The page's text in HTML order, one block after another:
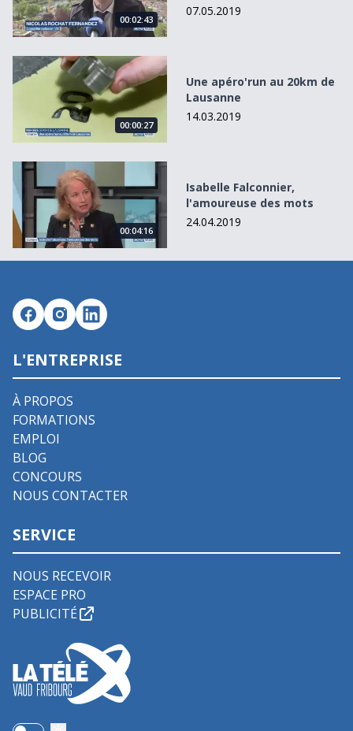
00:02:43
07.05.2019
Une apéro&#039;run au 20km de Lausanne
00:00:27
Une apéro'run au 20km de
Lausanne
14.03.2019
Isabelle Falconnier, l&#039;amoureuse des mots
00:04:16
Isabelle Falconnier,
l'amoureuse des mots
24.04.2019
L'ENTREPRISE
À PROPOS
FORMATIONS
EMPLOI
BLOG
CONCOURS
NOUS CONTACTER
SERVICE
NOUS RECEVOIR
ESPACE PRO
PUBLICITÉ